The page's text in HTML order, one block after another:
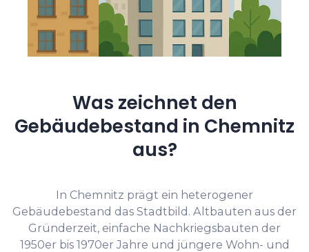
Was zeichnet den
Gebäudebestand in Chemnitz
aus?
In Chemnitz prägt ein heterogener
Gebäudebestand das Stadtbild. Altbauten aus der
Gründerzeit, einfache Nachkriegsbauten der
1950er bis 1970er Jahre und jüngere Wohn- und